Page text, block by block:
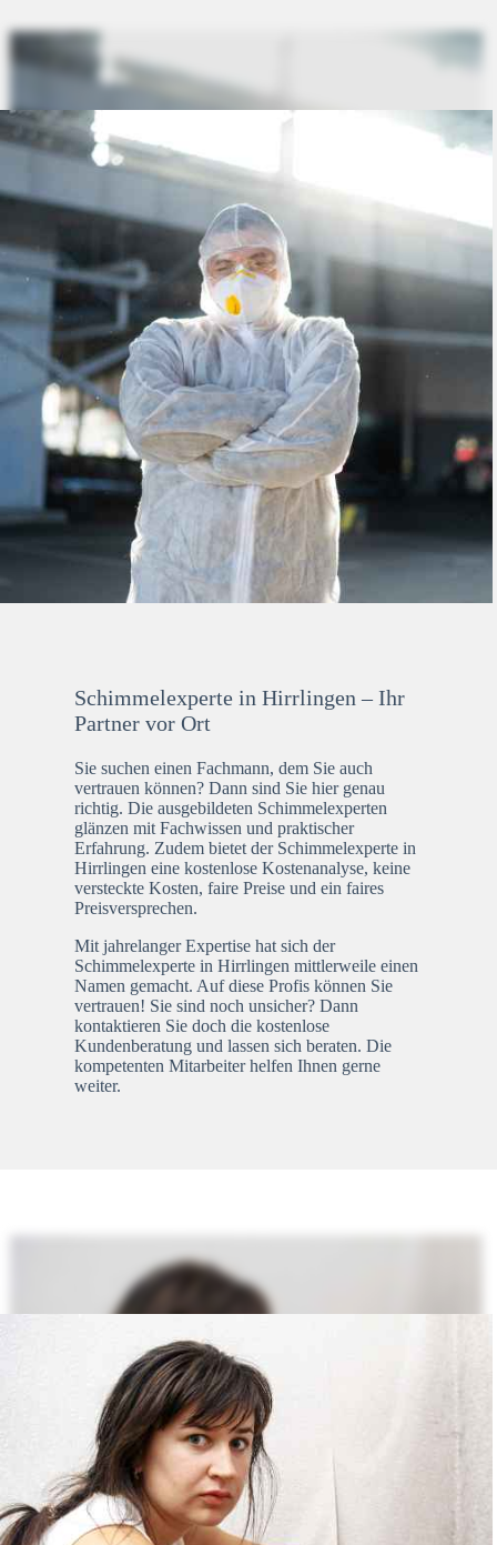
Schimmelexperte in Hirrlingen – Ihr
Partner vor Ort
Sie suchen einen Fachmann, dem Sie auch
vertrauen können? Dann sind Sie hier genau
richtig. Die ausgebildeten Schimmelexperten
glänzen mit Fachwissen und praktischer
Erfahrung. Zudem bietet der Schimmelexperte in
Hirrlingen eine kostenlose Kostenanalyse, keine
versteckte Kosten, faire Preise und ein faires
Preisversprechen.
Mit jahrelanger Expertise hat sich der
Schimmelexperte in Hirrlingen mittlerweile einen
Namen gemacht. Auf diese Profis können Sie
vertrauen! Sie sind noch unsicher? Dann
kontaktieren Sie doch die kostenlose
Kundenberatung und lassen sich beraten. Die
kompetenten Mitarbeiter helfen Ihnen gerne
weiter.